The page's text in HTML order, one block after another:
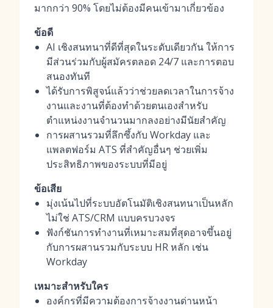
มากกว่า 90% โดยไม่ต้องมีคนเข้ามาเกี่ยวข้อง
ข้อดี
AI เชิงสนทนาที่ดีที่สุดในระดับเดียวกัน ให้การ
มีส่วนร่วมกับผู้สมัครตลอด 24/7 และการตอบ
สนองทันที
ได้รับการพิสูจน์แล้วว่าช่วยลดเวลาในการจ้าง
งานและงานที่ต้องทำด้วยตนเองสำหรับ
ตำแหน่งงานจำนวนมากลงอย่างมีนัยสำคัญ
การผสานรวมที่ลึกซึ้งกับ Workday และ
แพลตฟอร์ม ATS ที่สำคัญอื่นๆ ช่วยเพิ่ม
ประสิทธิภาพของระบบที่มีอยู่
ข้อเสีย
มุ่งเน้นไปที่ระบบอัตโนมัติเชิงสนทนาเป็นหลัก
ไม่ใช่ ATS/CRM แบบครบวงจร
ฟังก์ชันการทำงานที่เหมาะสมที่สุดอาจขึ้นอยู่
กับการผสานรวมกับระบบ HR หลัก เช่น
Workday
เหมาะสำหรับใคร
องค์กรที่มีความต้องการจ้างงานด่านหน้า